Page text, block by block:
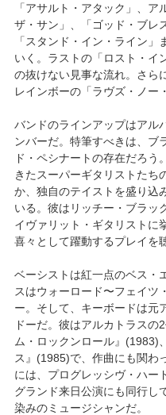
「アサルト・アタック」、ア
ザ・サン」、「ゴッド・ブレ
「スタンド・イン・ライン
いく。ラストの「ロスト・イ
の抜けない見事な流れ。さら
レインボーの「ラヴズ・ノー
バンドのラインアップはアル
ンバーだ。特筆すべきは、ブ
ド・ペシナートの存在だろう
きたスーパーギタリストたち
か、独自のテイストを盛り込
いる。彼はリッチー・ブラッ
イヴァリット・ギタリストに
喜々として躍動するプレイを
ベーシストは紅一点のベス・
スはウォーロード〜フェイツ
ー。そして、キーボードは元
ドーだ。彼はアルカトラスの
ム・ロックンロール』(1983)
ス』(1985)で、作曲にも関わ
には、プログレッシヴ・ハー
グランド来日公演にも同行し
染みのミュージシャンだ。